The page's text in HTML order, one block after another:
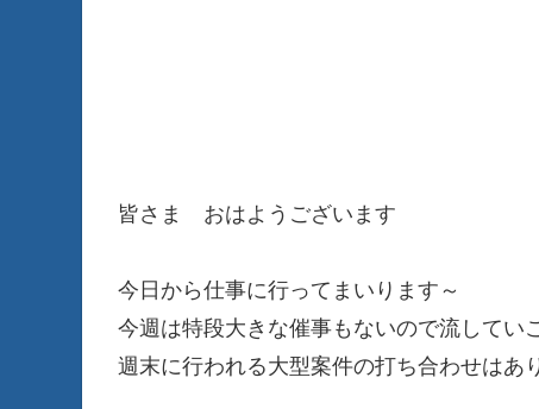
皆さま おはようございます
今日から仕事に行ってまいります～
今週は特段大きな催事もないので流してい
週末に行われる大型案件の打ち合わせはあ